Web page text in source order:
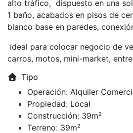
alto tráfico, dispuesto en una
1 baño, acabados en pisos de
blanco base en paredes,
ideal para colocar negocio de
carros, motos, mini-market,
Tipo
Operación: Alquiler
Propiedad: Local
Construcción: 39m²
Terreno: 39m²